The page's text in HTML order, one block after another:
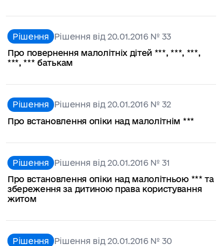
Рішення Рішення від 20.01.2016 № 33
Про повернення малолітніх дітей ***, ***, ***,
***, *** батькам
Рішення Рішення від 20.01.2016 № 32
Про встановлення опіки над малолітнім ***
Рішення Рішення від 20.01.2016 № 31
Про встановлення опіки над малолітньою *** та
збереження за дитиною права користування
житом
Рішення Рішення від 20.01.2016 № 30